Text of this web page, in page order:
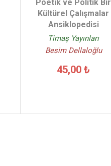
Poetik ve Politik Bir
Kültürel Çalışmalar
Ansiklopedisi
Timaş Yayınları
Besim Dellaloğlu
45,00 ₺